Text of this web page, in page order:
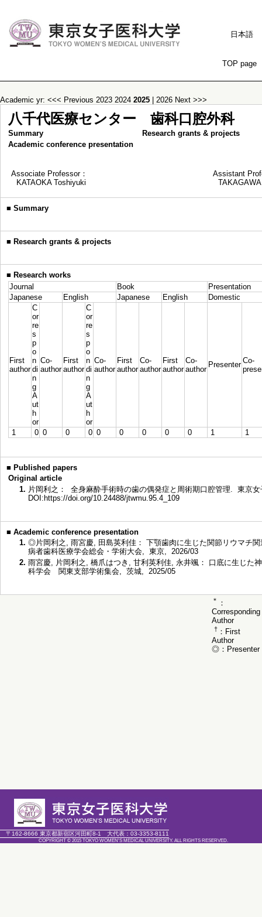
日本語
TOP page
Academic yr: <<< Previous 2023 2024 2025 2026 Next >>>
八千代医療センター 歯科口腔外科
Summary
Research grants & projects
Academic conference presentation
Associate Professor：
KATAOKA Toshiyuki
Assistant
■ Summary
■ Research grants & projects
■ Research works
Journal
Book
Presentation
Japanese
English Japanese English Domestic
First
author
C
or
re
s
p
o
n
di
n
g
A
ut
h
or
Co-
author
First
author
C
or
re
s
p
o
n
di
n
g
A
ut
h
or
Co-
author
First
author
Co-
author
First
author
Co-
author
Presenter Co-
1 0 0 0 0 0 0 0 0 0 1 1
■ Published papers
Original article
1. 片岡利之： 全身麻酔手術時の歯の偶発症と周術期口腔管理. 東京
DOI:https://doi.org/10.24488/jtwmu.95.4_109
■ Academic conference presentation
1. ◎片岡利之, 雨宮慶, 田島英利佳： 下顎歯肉に生じた関節リウマチ
病者歯科医療学会総会・学術大会, 東京, 2026/03
2. 雨宮慶, 片岡利之, 橋爪はつき, 甘利英利佳, 永井颯： 口底に生じた
科学会 関東支部学術集会, 茨城, 2025/05
＊
：
Corresponding
Author
† ：First
Author
◎：Presenter
〒162-8666 東京都新宿区河田町8-1 大代表： 03-3353-8111
COPYRIGHT © 2015 TOKYO WOMEN'S MEDICAL UNIVERSITY. ALL RIGHTS RESERVED.